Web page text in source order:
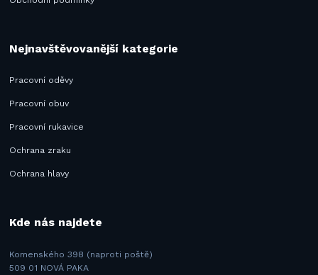
Nejnavštěvovanější kategorie
Pracovní oděvy
Pracovní obuv
Pracovní rukavice
Ochrana zraku
Ochrana hlavy
Kde nás najdete
Komenského 398 (naproti poště)
509 01 NOVÁ PAKA